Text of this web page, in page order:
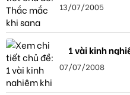
13/07/2005
1 vài kinh
07/07/2008